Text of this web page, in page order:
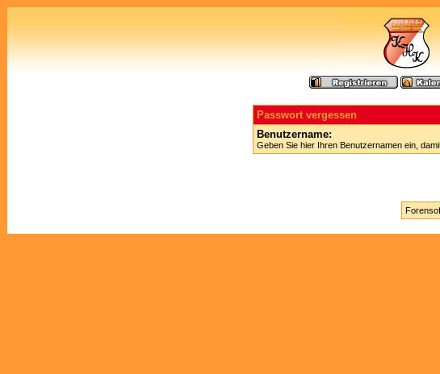
Passwort vergessen
Benutzername:
Geben Sie hier Ihren Benutzernamen ein,